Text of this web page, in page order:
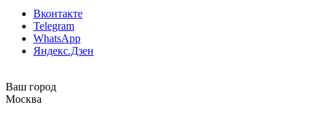
Вконтакте
Telegram
WhatsApp
Яндекс.Дзен
Ваш город
Москва